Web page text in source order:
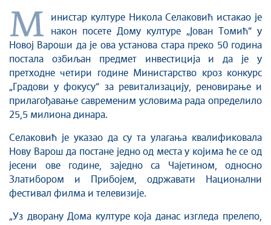
М
инистар културе Никола Селаковић истакао је
након посете Дому културе „Јован Томић“ у
Новој Вароши да је ова установа стара преко 50 година
постала озбиљан предмет инвестиција и да је у
претходне четири године Министарство кроз конкурс
„Градови у фокусу“ за ревитализацију, реновирање и
прилагођавање савременим условима рада определило
25,5 милиона динара.
Селаковић је указао да су та улагања квалификовала
Нову Варош да постане једно од места у којима ће се од
јесени ове године, заједно са Чајетином, односно
Златибором и Прибојем, одржавати Национални
фестивал филма и телевизије.
„Уз дворану Дома културе која данас изгледа прелепо,